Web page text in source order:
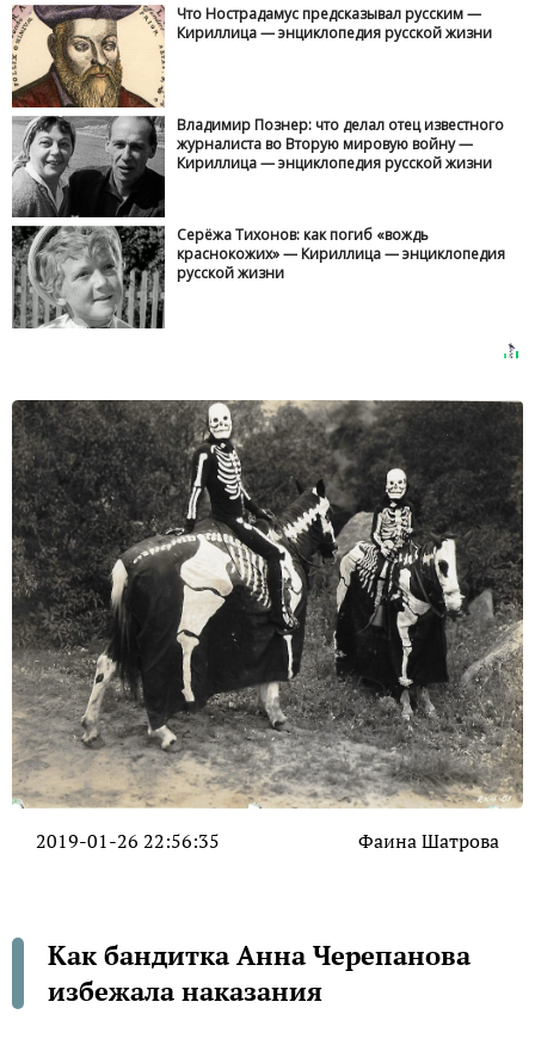
Что Нострадамус предсказывал русским —
Кириллица — энциклопедия русской жизни
Владимир Познер: что делал отец известного
журналиста во Вторую мировую войну —
Кириллица — энциклопедия русской жизни
Серёжа Тихонов: как погиб «вождь
краснокожих» — Кириллица — энциклопедия
русской жизни
2019-01-26 22:56:35 Фаина Шатрова
Как бандитка Анна Черепанова
избежала наказания